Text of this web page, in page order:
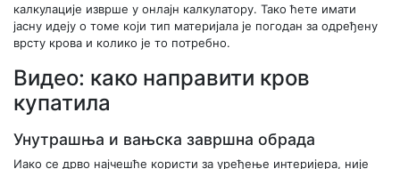
калкулације изврше у онлајн калкулатору. Тако ћете имати
јасну идеју о томе који тип материјала је погодан за одређену
врсту крова и колико је то потребно.
Видео: како направити кров
купатила
Унутрашња и вањска завршна обрада
Иако се дрво најчешће користи за уређење интеријера, није